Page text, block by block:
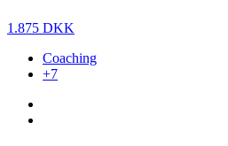
1.875 DKK
Coaching
+7